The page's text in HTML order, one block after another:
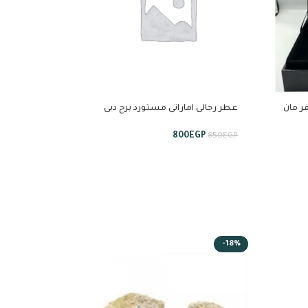
سلفر مان
عطر رجالى اماراتى مستورد برج دبى
850EGP
800EGP
-18%